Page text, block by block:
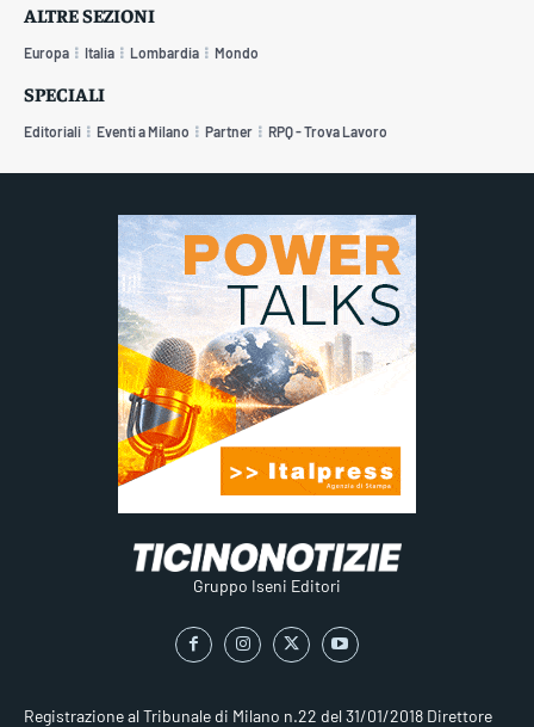
ALTRE SEZIONI
Europa Italia Lombardia Mondo
SPECIALI
Editoriali Eventi a Milano Partner RPQ - Trova Lavoro
Gruppo Iseni Editori
Registrazione al Tribunale di Milano n.22 del 31/01/2018 Direttore